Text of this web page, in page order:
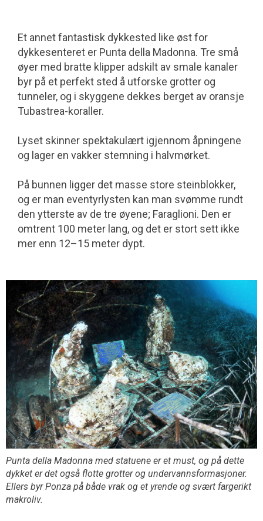
Et annet fantastisk dykkested like øst for
dykkesenteret er Punta della Madonna. Tre små
øyer med bratte klipper adskilt av smale kanaler
byr på et perfekt sted å utforske grotter og
tunneler, og i skyggene dekkes berget av oransje
Tubastrea-koraller.
Lyset skinner spektakulært igjennom åpningene
og lager en vakker stemning i halvmørket.
På bunnen ligger det masse store steinblokker,
og er man eventyrlysten kan man svømme rundt
den ytterste av de tre øyene; Faraglioni. Den er
omtrent 100 meter lang, og det er stort sett ikke
mer enn 12–15 meter dypt.
Punta della Madonna med statuene er et must, og på dette
dykket er det også flotte grotter og undervannsformasjoner.
Ellers byr Ponza på både vrak og et yrende og svært fargerikt
makroliv.